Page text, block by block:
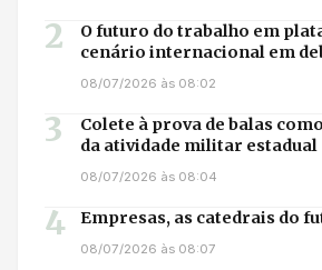
2
O futuro do trabalho em
cenário internacional em
08/07/2026 às 08:02
3
Colete à prova de balas
da atividade militar estadual
08/07/2026 às 08:04
4 Empresas, as catedrais do
08/07/2026 às 08:07